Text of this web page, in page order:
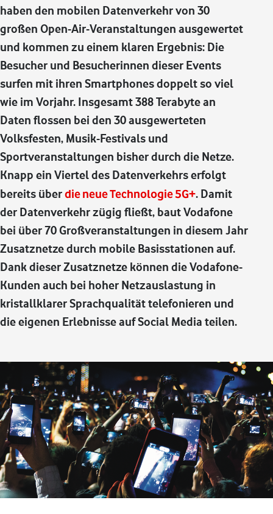
haben den mobilen Datenverkehr von 30
großen Open-Air-Veranstaltungen ausgewertet
und kommen zu einem klaren Ergebnis: Die
Besucher und Besucherinnen dieser Events
surfen mit ihren Smartphones doppelt so viel
wie im Vorjahr. Insgesamt 388 Terabyte an
Daten flossen bei den 30 ausgewerteten
Volksfesten, Musik-Festivals und
Sportveranstaltungen bisher durch die Netze.
Knapp ein Viertel des Datenverkehrs erfolgt
bereits überdie neue Technologie 5G+. Damit
der Datenverkehr zügig fließt, baut Vodafone
bei über 70 Großveranstaltungen in diesem Jahr
Zusatznetze durch mobile Basisstationen auf.
Dank dieser Zusatznetze können die Vodafone-
Kunden auch bei hoher Netzauslastung in
kristallklarer Sprachqualität telefonieren und
die eigenen Erlebnisse auf Social Media teilen.